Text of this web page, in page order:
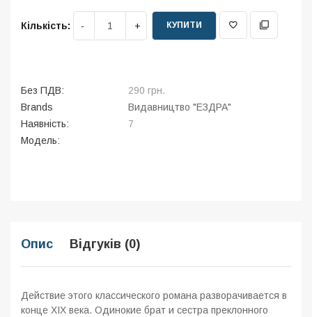
Кількість: КУПИТИ
Без ПДВ:
290 грн.
Brands
Видавництво "ЕЗДРА"
Наявність:
7
Модель:
Опис Відгуків (0)
Действие этого классического романа разворачивается в
конце XIX века. Одинокие брат и сестра преклонного